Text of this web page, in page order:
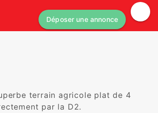
Déposer une annonce
terrain agricole plat de 4
par la D2.